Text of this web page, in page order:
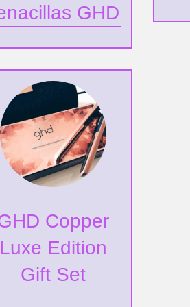
GHD
Copper
Luxe Edition
Gift Set